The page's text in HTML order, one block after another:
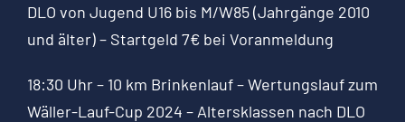
DLO von Jugend U16 bis M/W85 (Jahrgänge 2010
und älter) – Startgeld 7€ bei Voranmeldung
18:30 Uhr – 10 km Brinkenlauf – Wertungslauf zum
Wäller-Lauf-Cup 2024 – Altersklassen nach DLO